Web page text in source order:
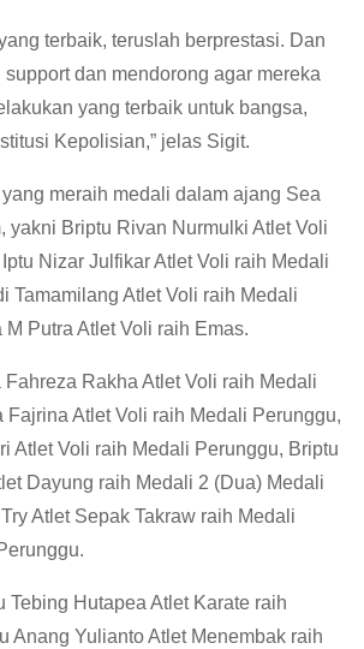
terbaik, teruslah berprestasi. Dan
dan mendorong agar mereka
yang terbaik untuk bangsa,
Kepolisian,” jelas Sigit.
meraih medali dalam ajang Sea
yakni Briptu Rivan Nurmulki Atlet Voli
Nizar Julfikar Atlet Voli raih Medali
Tamamilang Atlet Voli raih Medali
M Putra Atlet Voli raih Emas.
Fahreza Rakha Atlet Voli raih Medali
Fajrina Atlet Voli raih Medali Perunggu,
Atlet Voli raih Medali Perunggu, Briptu
Dayung raih Medali 2 (Dua) Medali
Atlet Sepak Takraw raih Medali
Tebing Hutapea Atlet Karate raih
Anang Yulianto Atlet Menembak raih